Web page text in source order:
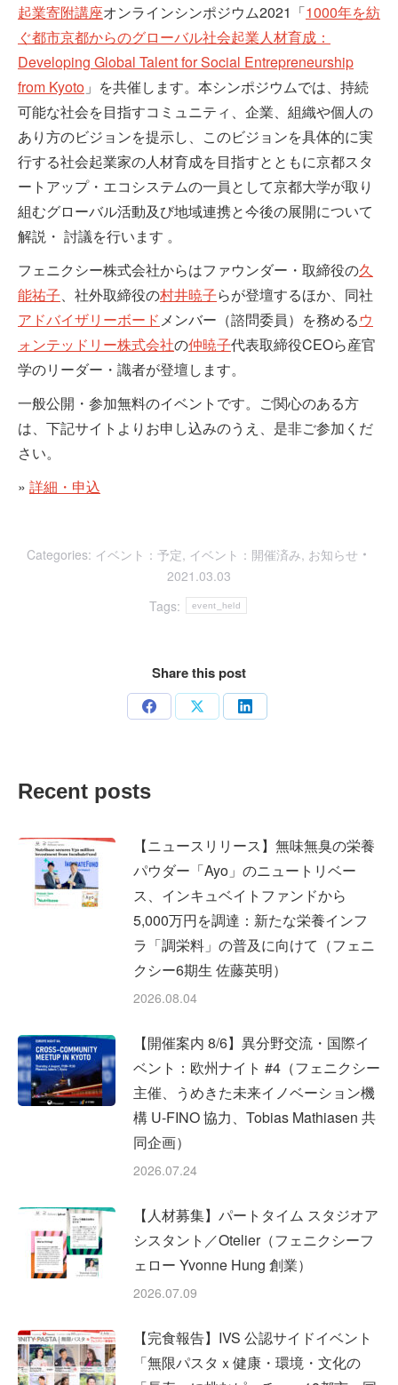
起業寄附講座オンラインシンポジウム2021「1000年を紡
ぐ都市京都からのグローバル社会起業人材育成：
Developing Global Talent for Social Entrepreneurship
from Kyoto 」を共催します。本シンポジウムでは、持続
可能な社会を目指すコミュニティ、企業、組織や個人の
あり方のビジョンを提示し、このビジョンを具体的に実
行する社会起業家の人材育成を目指すとともに京都スタ
ートアップ・エコシステムの一員として京都大学が取り
組むグローバル活動及び地域連携と今後の展開について
解説・ 討議を行います 。
フェニクシー株式会社からはファウンダー・取締役の久
能祐子 、社外取締役の村井暁子らが登壇するほか、同社
アドバイザリーボード メンバー（諮問委員）を務めるウ
ォンテッドリー株式会社の仲暁子代表取締役CEOら産官
学のリーダー・識者が登壇します。
一般公開・参加無料のイベントです。ご関心のある方
は、下記サイトよりお申し込みのうえ、是非ご参加くだ
さい。
» 詳細・申込
Categories: イベント：予定, イベント：開催済み, お知らせ
2021.03.03
Tags:
event_held
Share this post
Share Share Share
Recent posts
【ニュースリリース】無味無臭の栄養
パウダー「Ayo」のニュートリベー
ス、インキュベイトファンドから
5,000万円を調達：新たな栄養インフ
ラ「調栄料」の普及に向けて（フェニ
クシー6期生 佐藤英明）
2026.08.04
【開催案内 8/6】異分野交流・国際イ
ベント：欧州ナイト #4（フェニクシー
主催、うめきた未来イノベーション機
構 U-FINO 協力、Tobias Mathiasen 共
同企画）
2026.07.24
【人材募集】パートタイム スタジオア
シスタント／Otelier（フェニクシーフ
ェロー Yvonne Hung 創業）
2026.07.09
【完食報告】IVS 公認サイドイベント
「無限パスタｘ健康・環境・文化の